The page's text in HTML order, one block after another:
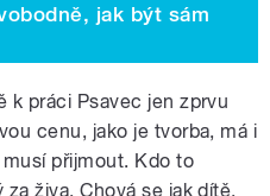
jak být sám
k práci Psavec jen zprvu
cenu, jako je tvorba, má i
přijmout. Kdo to
živa. Chová se jak dítě,